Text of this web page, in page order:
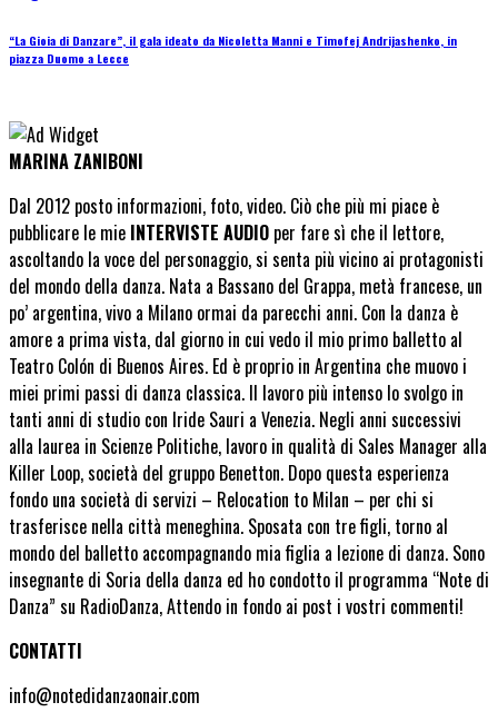
“La Gioia di Danzare”, il gala ideato da Nicoletta Manni e Timofej Andrijashenko, in
piazza Duomo a Lecce
MARINA ZANIBONI
Dal 2012 posto informazioni, foto, video. Ciò che più mi piace è
pubblicare le mie INTERVISTE AUDIO per fare sì che il lettore,
ascoltando la voce del personaggio, si senta più vicino ai protagonisti
del mondo della danza. Nata a Bassano del Grappa, metà francese, un
po’ argentina, vivo a Milano ormai da parecchi anni. Con la danza è
amore a prima vista, dal giorno in cui vedo il mio primo balletto al
Teatro Colón di Buenos Aires. Ed è proprio in Argentina che muovo i
miei primi passi di danza classica. Il lavoro più intenso lo svolgo in
tanti anni di studio con Iride Sauri a Venezia. Negli anni successivi
alla laurea in Scienze Politiche, lavoro in qualità di Sales Manager alla
Killer Loop, società del gruppo Benetton. Dopo questa esperienza
fondo una società di servizi – Relocation to Milan – per chi si
trasferisce nella città meneghina. Sposata con tre figli, torno al
mondo del balletto accompagnando mia figlia a lezione di danza. Sono
insegnante di Soria della danza ed ho condotto il programma “Note di
Danza” su RadioDanza, Attendo in fondo ai post i vostri commenti!
CONTATTI
info@notedidanzaonair.com